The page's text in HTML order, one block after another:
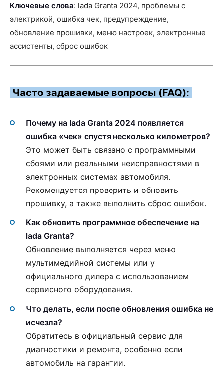
Ключевые слова: lada Granta 2024, проблемы с
электрикой, ошибка чек, предупреждение,
обновление прошивки, меню настроек, электронные
ассистенты, сброс ошибок
Часто задаваемые вопросы (FAQ):
Почему на lada Granta 2024 появляется
ошибка «чек» спустя несколько километров?
Это может быть связано с программными
сбоями или реальными неисправностями в
электронных системах автомобиля.
Рекомендуется проверить и обновить
прошивку, а также выполнить сброс ошибок.
Как обновить программное обеспечение на
lada Granta?
Обновление выполняется через меню
мультимедийной системы или у
официального дилера с использованием
сервисного оборудования.
Что делать, если после обновления ошибка не
исчезла?
Обратитесь в официальный сервис для
диагностики и ремонта, особенно если
автомобиль на гарантии.